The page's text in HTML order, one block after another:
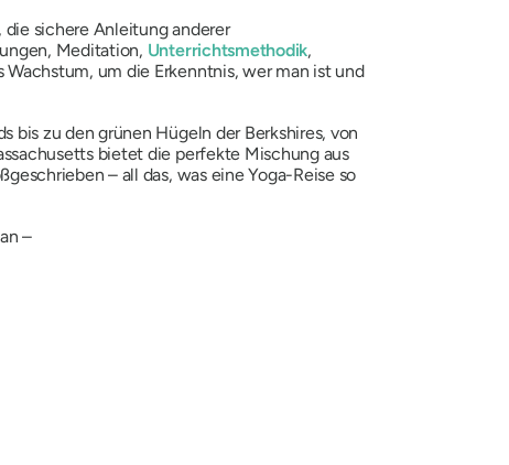
sichere Anleitung anderer
Meditation, Unterrichtsmethodik,
um die Erkenntnis, wer man ist und
bis zu den grünen Hügeln der Berkshires, von
bietet die perfekte Mischung aus
– all das, was eine Yoga-Reise so
–